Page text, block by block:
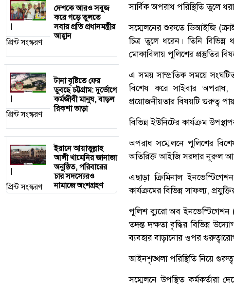
|
প্রিন্ট সংস্করণ
দেশকে আরও সবুজ
করে গড়ে তুলতে
সবার প্রতি প্রধানমন্ত্রীর
আহ্বান
|
প্রিন্ট সংস্করণ
টানা বৃষ্টিতে ফের
ডুবছে চট্টগ্রাম: দুর্ভোগে
কর্মজীবী মানুষ, বাড়ল
রিকশা ভাড়া
|
প্রিন্ট সংস্করণ
ইরানে আয়াতুল্লাহ
আলী খামেনির জানাজা
অনুষ্ঠিত, পরিবারের
চার সদস্যেরও
নামাজে অংশগ্রহণ
সার্বিক অপরাধ পরিস্থিতি তুলে
সম্মেলনের শুরুতে ডিআইজি
চিত্র তুলে ধরেন। তিনি
মোকাবিলায় পুলিশের প্রস্তুতির
এ সময় সাম্প্রতিক সময়ে
বিশেষ করে সাইবার অপরাধ,
প্রয়োজনীয়তার বিষয়টি গুরুত্ব
বিভিন্ন ইউনিটের কার্যক্রম
অপরাধ সম্মেলনে পুলিশের
অতিরিক্ত আইজি সরদার নূরুল
এছাড়া ক্রিমিনাল
কার্যক্রমের বিভিন্ন সাফল্য,
পুলিশ ব্যুরো অব ইনভেস্টিগেশন
তদন্ত দক্ষতা বৃদ্ধির বিভিন্ন
ব্যবহার বাড়ানোর ওপর
আইনশৃঙ্খলা পরিস্থিতি নিয়ে
সম্মেলনে উপস্থিত কর্মকর্তারা